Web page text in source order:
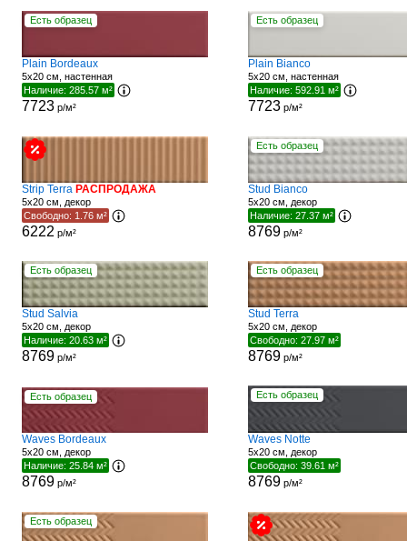
Есть образец
Plain Bordeaux
5x20 см, настенная
Наличие: 285.57 м²
7723р/м²
Есть образец
Plain Bianco
5x20 см, настенная
Наличие: 592.91 м²
7723р/м²
Strip Terra РАСПРОДАЖА
5x20 см, декор
Свободно: 1.76 м²
6222 р/м²
Есть образец
Stud Bianco
5x20 см, декор
Наличие: 27.37 м²
8769р/м²
Есть образец
Stud Salvia
5x20 см, декор
Наличие: 20.63 м²
8769р/м²
Есть образец
Stud Terra
5x20 см, декор
Свободно: 27.97 м²
8769р/м²
Есть образец
Waves Bordeaux
5x20 см, декор
Наличие: 25.84 м²
8769р/м²
Есть образец
Waves Notte
5x20 см, декор
Свободно: 39.61 м²
8769р/м²
Есть образец